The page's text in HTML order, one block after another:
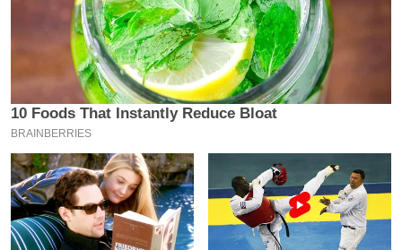
0
2
6
क्रा
इ
म